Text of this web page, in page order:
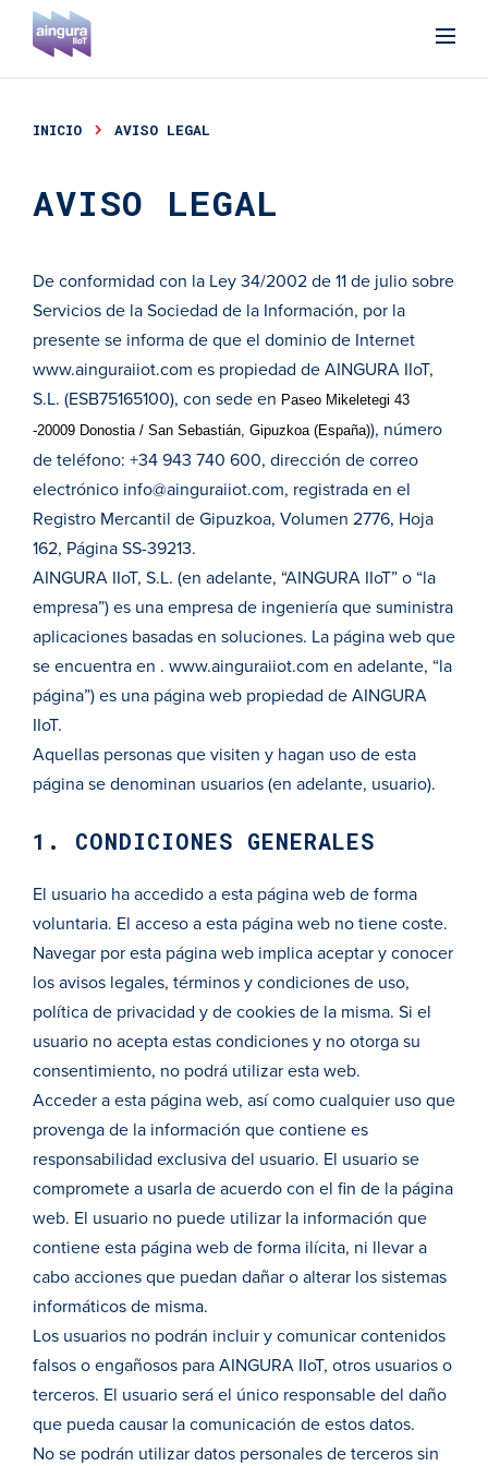
INICIO AVISO LEGAL
AVISO LEGAL
De conformidad con la Ley 34/2002 de 11 de julio sobre
Servicios de la Sociedad de la Información, por la
presente se informa de que el dominio de Internet
www.ainguraiiot.com es propiedad de AINGURA IIoT,
S.L. (ESB75165100), con sede en Paseo Mikeletegi 43
-20009 Donostia / San Sebastián, Gipuzkoa (España)), número
de teléfono: +34 943 740 600, dirección de correo
electrónico info@ainguraiiot.com, registrada en el
Registro Mercantil de Gipuzkoa, Volumen 2776, Hoja
162, Página SS-39213.
AINGURA IIoT, S.L. (en adelante, “AINGURA IIoT” o “la
empresa”) es una empresa de ingeniería que suministra
aplicaciones basadas en soluciones. La página web que
se encuentra en . www.ainguraiiot.com en adelante, “la
página”) es una página web propiedad de AINGURA
IIoT.
Aquellas personas que visiten y hagan uso de esta
página se denominan usuarios (en adelante, usuario).
1. CONDICIONES GENERALES
El usuario ha accedido a esta página web de forma
voluntaria. El acceso a esta página web no tiene coste.
Navegar por esta página web implica aceptar y conocer
los avisos legales, términos y condiciones de uso,
política de privacidad y de cookies de la misma. Si el
usuario no acepta estas condiciones y no otorga su
consentimiento, no podrá utilizar esta web.
Acceder a esta página web, así como cualquier uso que
provenga de la información que contiene es
responsabilidad exclusiva del usuario. El usuario se
compromete a usarla de acuerdo con el fin de la página
web. El usuario no puede utilizar la información que
contiene esta página web de forma ilícita, ni llevar a
cabo acciones que puedan dañar o alterar los sistemas
informáticos de misma.
Los usuarios no podrán incluir y comunicar contenidos
falsos o engañosos para AINGURA IIoT, otros usuarios o
terceros. El usuario será el único responsable del daño
que pueda causar la comunicación de estos datos.
No se podrán utilizar datos personales de terceros sin